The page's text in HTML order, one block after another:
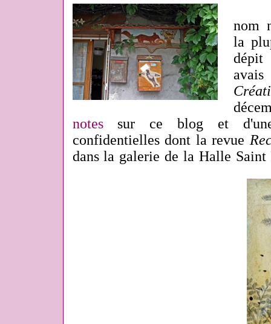
nom
la
avais
notessur ce blog et d'une
confidentielles dont la revue
dans la galerie de la Halle Saint